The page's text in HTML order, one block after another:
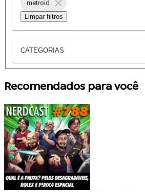
metroid
Limpar filtros
CATEGORIAS
Recomendados para você